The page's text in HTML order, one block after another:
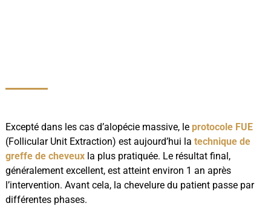
Excepté dans les cas d’alopécie massive, le protocole FUE
(Follicular Unit Extraction) est aujourd’hui la technique de
greffe de cheveuxla plus pratiquée. Le résultat final,
généralement excellent, est atteint environ 1 an après
l’intervention. Avant cela, la chevelure du patient passe par
différentes phases.